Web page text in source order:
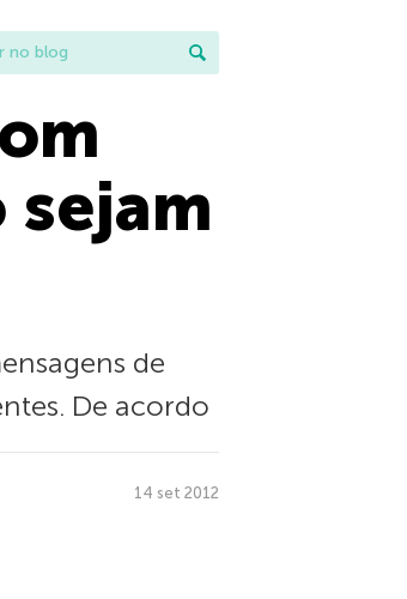
sejam
de
De acordo
14 set 2012